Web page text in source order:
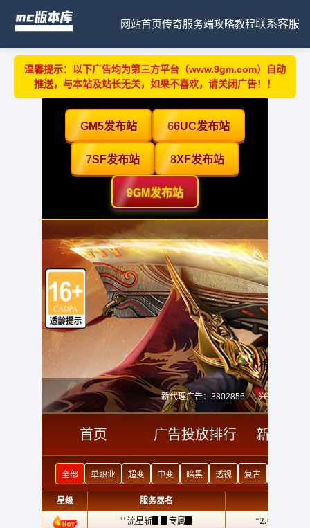
网站首页传奇服务端攻略教程联系客服
温馨提示：以下广告均为第三方平台（www.9gm.com）自动
推送，与本站及站长无关，如果不喜欢，请关闭广告！！